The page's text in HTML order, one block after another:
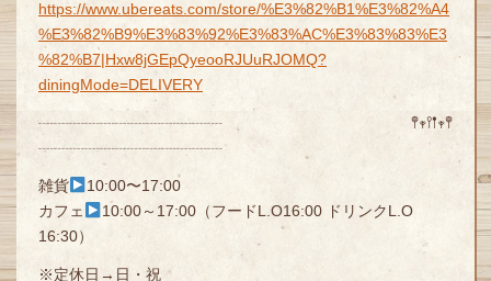
https://www.ubereats.com/store/%E3%82%B1%E3%82%A4
%E3%82%B9%E3%83%92%E3%83%AC%E3%83%83%E3
%82%B7|Hxw8jGEpQyeooRJUuRJOMQ?
diningMode=DELIVERY
┈┈┈┈┈┈┈┈┈┈┈┈ 𖤣𖥧𖥣𖡡𖥧𖤣
┈┈┈┈┈┈┈┈┈┈┈┈
雑貨
10:00〜17:00
カフェ
10:00～17:00（フードL.O16:00 ドリンクL.O
16:30）
※定休日→日・祝